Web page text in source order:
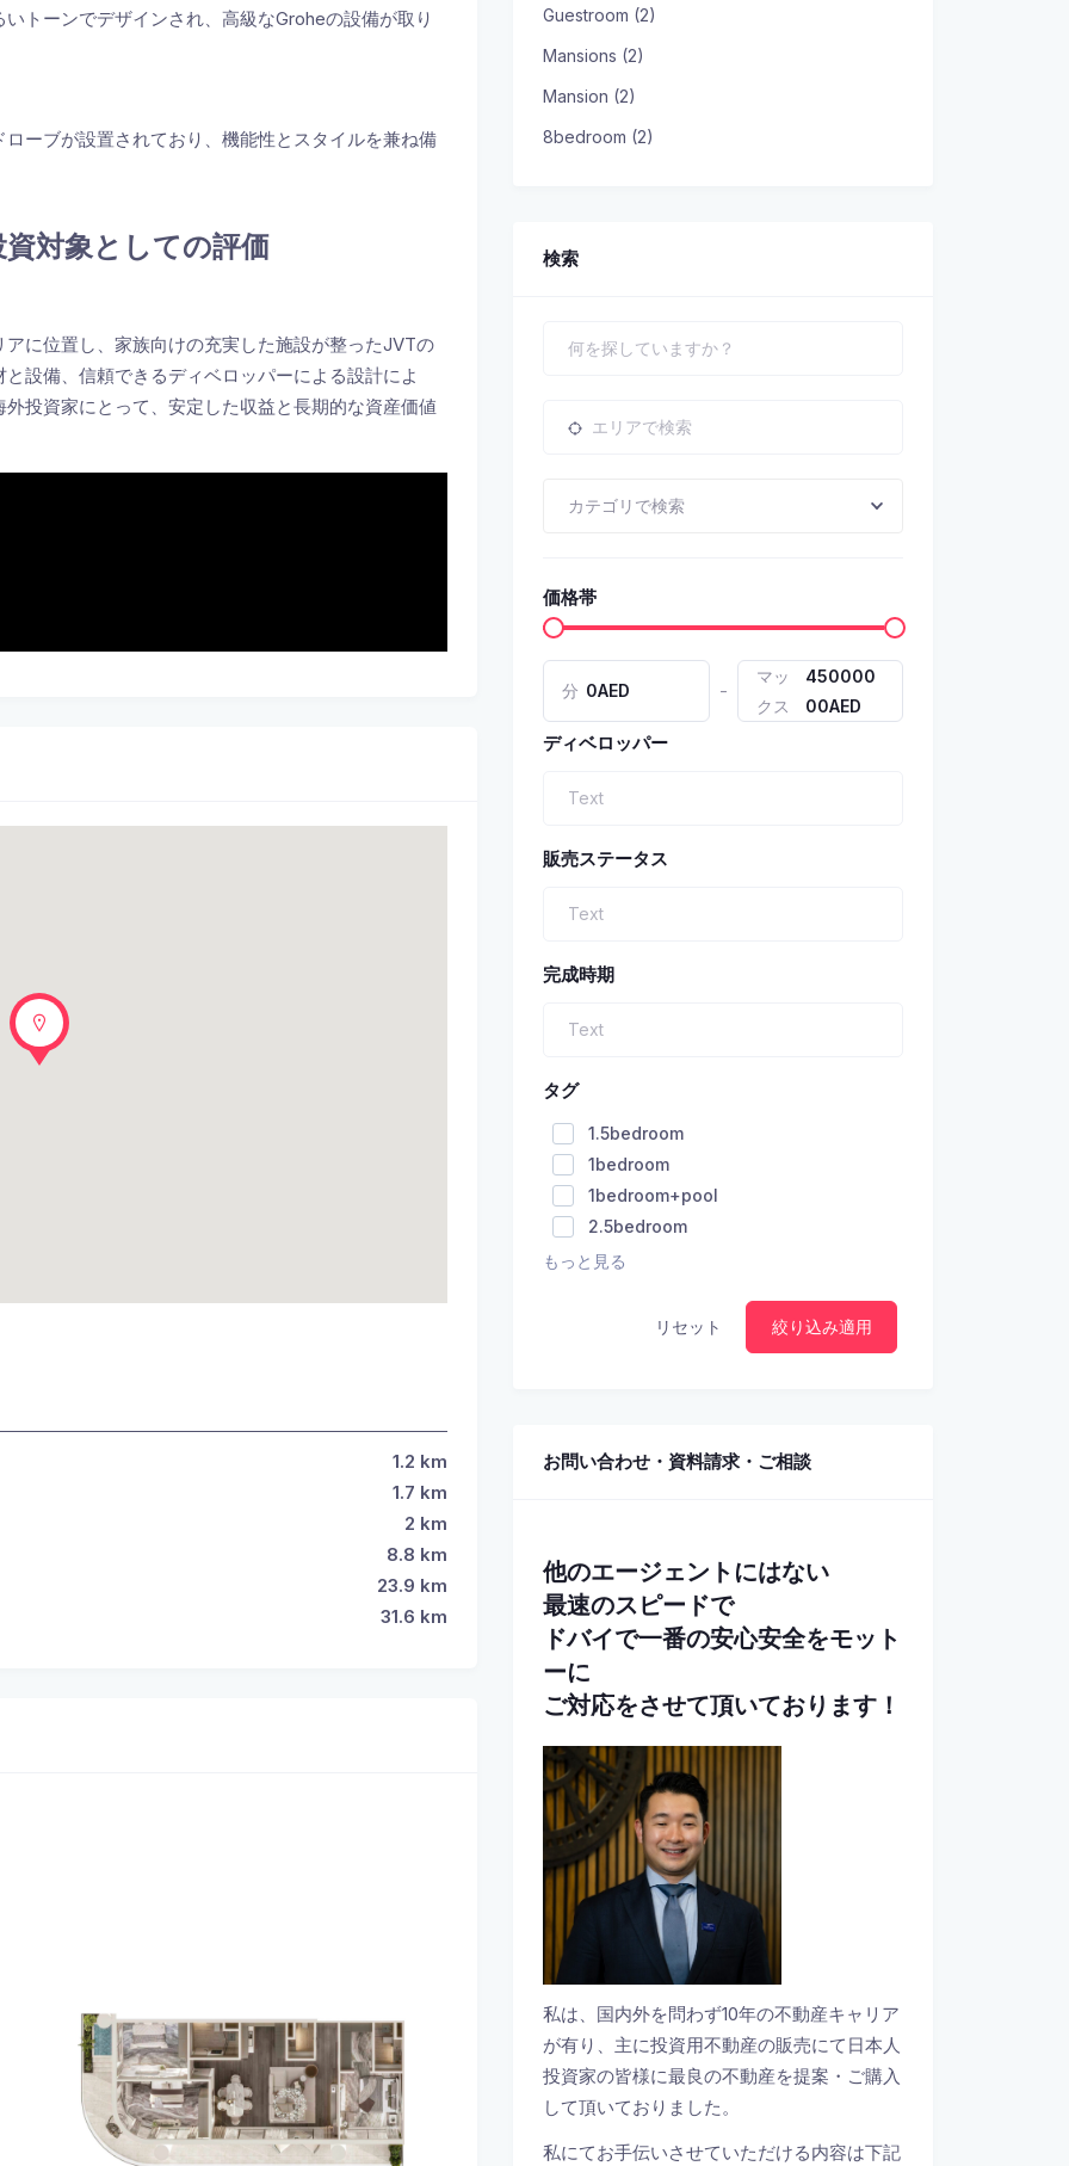
トーンでデザインされ、高級なGroheの設備が取り
ーブが設置されており、機能性とスタイルを兼ね備
対象としての評価
に位置し、家族向けの充実した施設が整ったJVTの
設備、信頼できるディベロッパーによる設計によ
投資家にとって、安定した収益と長期的な資産価値
1.2 km
1.7 km
2 km
8.8 km
23.9 km
31.6 km
Guestroom (2)
Mansions (2)
Mansion (2)
8bedroom (2)
検索
カテゴリで検索
価格帯
分 0AED -
マッ
クス
450000
00AED
ディベロッパー
販売ステータス
完成時期
タグ
1.5bedroom
1bedroom
1bedroom+pool
2.5bedroom
もっと見る
リセット 絞り込み適用
お問い合わせ・資料請求・ご相談
他のエージェントにはない
最速のスピードで
ドバイで一番の安心安全をモット
ーに
ご対応をさせて頂いております！
私は、国内外を問わず10年の不動産キャリア
が有り、主に投資用不動産の販売にて日本人
投資家の皆様に最良の不動産を提案・ご購入
して頂いておりました。
私にてお手伝いさせていただける内容は下記